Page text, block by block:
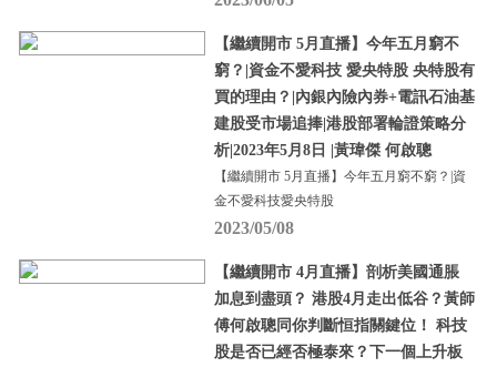
【繼續開市 5月直播】今年五月窮不
窮？|資金不愛科技 愛央特股 央特股有
買的理由？|內銀內險內券+電訊石油基
建股受市場追捧|港股部署輪證策略分
析|2023年5月8日 |黃瑋傑 何啟聰
【繼續開市 5月直播】今年五月窮不窮？|資
金不愛科技愛央特股
2023/05/08
【繼續開市 4月直播】剖析美國通脹
加息到盡頭？ 港股4月走出低谷？黃師
傅何啟聰同你判斷恒指關鍵位！ 科技
股是否已經否極泰來？下一個上升板